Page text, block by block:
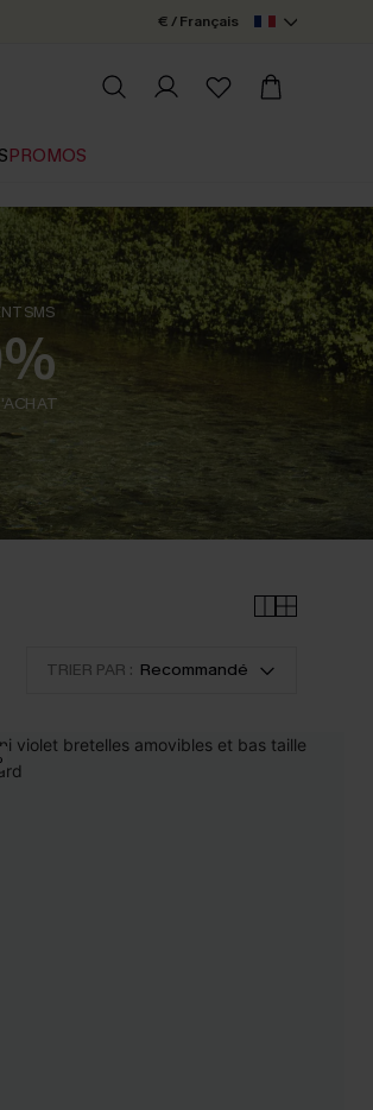
€ / Français
PROMOS
SMS
TRIER PAR : Recommandé